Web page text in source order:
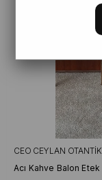
CEO CEYLAN OTANTIK
Acı Kahve Balon Etek